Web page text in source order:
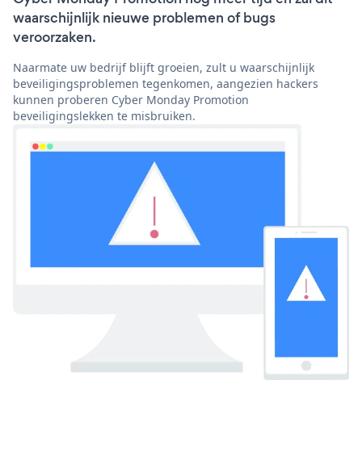
waarschijnlijk nieuwe problemen of bugs
veroorzaken.
Naarmate uw bedrijf blijft groeien, zult u waarschijnlijk
beveiligingsproblemen tegenkomen, aangezien hackers
kunnen proberen Cyber Monday Promotion
beveiligingslekken te misbruiken.